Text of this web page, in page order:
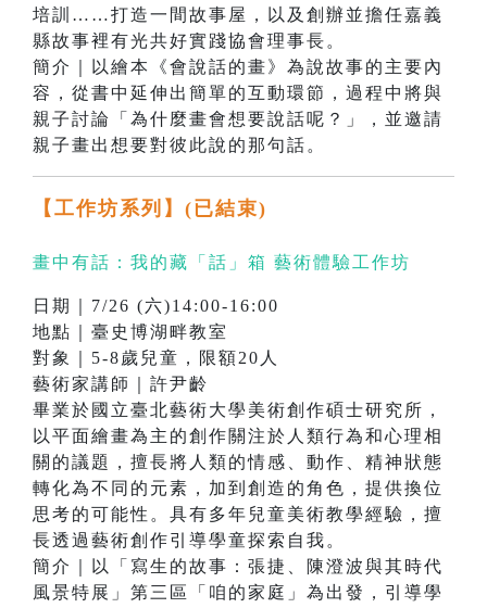
培訓……打造一間故事屋，以及創辦並擔任嘉義
縣故事裡有光共好實踐協會理事長。
簡介｜以繪本《會說話的畫》為說故事的主要內
容，從書中延伸出簡單的互動環節，過程中將與
親子討論「為什麼畫會想要說話呢？」，並邀請
親子畫出想要對彼此說的那句話。
【工作坊系列】 (已結束)
畫中有話：我的藏「話」箱 藝術體驗工作坊
日期｜7/26 (六)14:00-16:00
地點｜臺史博湖畔教室
對象｜5-8歲兒童，限額20人
藝術家講師｜許尹齡
畢業於國立臺北藝術大學美術創作碩士研究所，
以平面繪畫為主的創作關注於人類行為和心理相
關的議題，擅長將人類的情感、動作、精神狀態
轉化為不同的元素，加到創造的角色，提供換位
思考的可能性。具有多年兒童美術教學經驗，擅
長透過藝術創作引導學童探索自我。
簡介｜以「寫生的故事：張捷、陳澄波與其時代
風景特展」第三區「咱的家庭」為出發，引導學